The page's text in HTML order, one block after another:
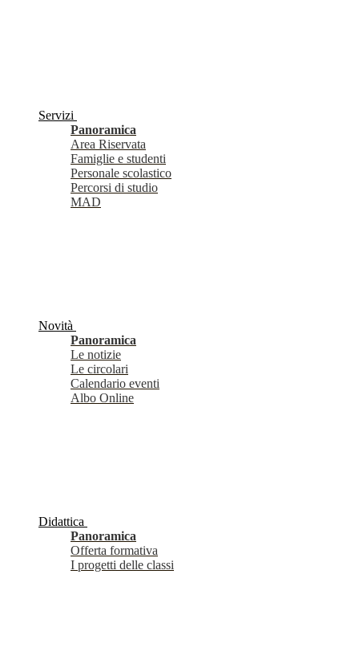
Servizi
Panoramica
Area Riservata
Famiglie e studenti
Personale scolastico
Percorsi di studio
MAD
Novità
Panoramica
Le notizie
Le circolari
Calendario eventi
Albo Online
Didattica
Panoramica
Offerta formativa
I progetti delle classi